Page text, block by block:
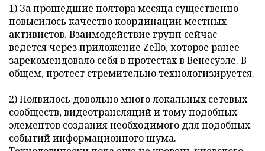
1) За прошедшие полтора месяца существенно
повысилось качество координации местных
активистов. Взаимодействие групп сейчас
ведется через приложение Zello, которое ранее
зарекомендовало себя в протестах в Венесуэле. В
общем, протест стремительно технологизируется.
2) Появилось довольно много локальных сетевых
сообществ, видеотрансляций и тому подобных
элементов создания необходимого для подобных
событий информационного шума.